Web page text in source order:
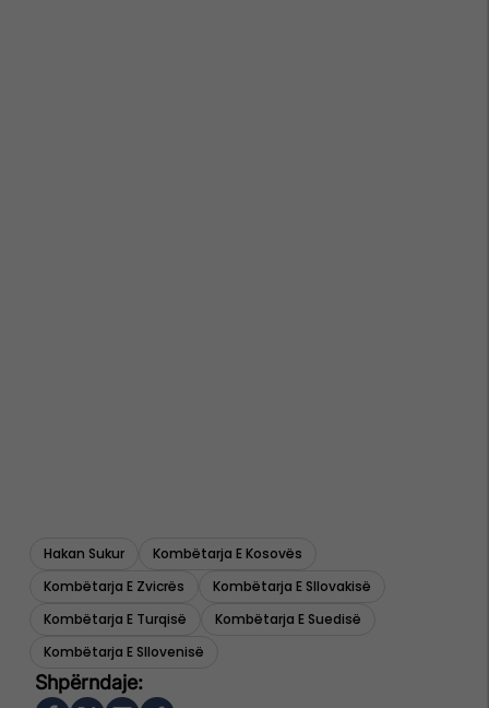
Hakan Sukur
Kombëtarja E Kosovës
Kombëtarja E Zvicrës
Kombëtarja E Sllovakisë
Kombëtarja E Turqisë
Kombëtarja E Suedisë
Kombëtarja E Sllovenisë